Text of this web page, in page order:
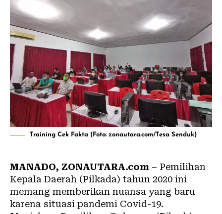
Training Cek Fakta (Foto: zonautara.com/Tesa Senduk)
MANADO, ZONAUTARA.com – Pemilihan
Kepala Daerah (Pilkada) tahun 2020 ini
memang memberikan nuansa yang baru
karena situasi pandemi Covid-19.